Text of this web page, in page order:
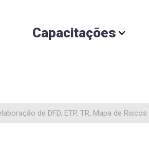
Capacitações